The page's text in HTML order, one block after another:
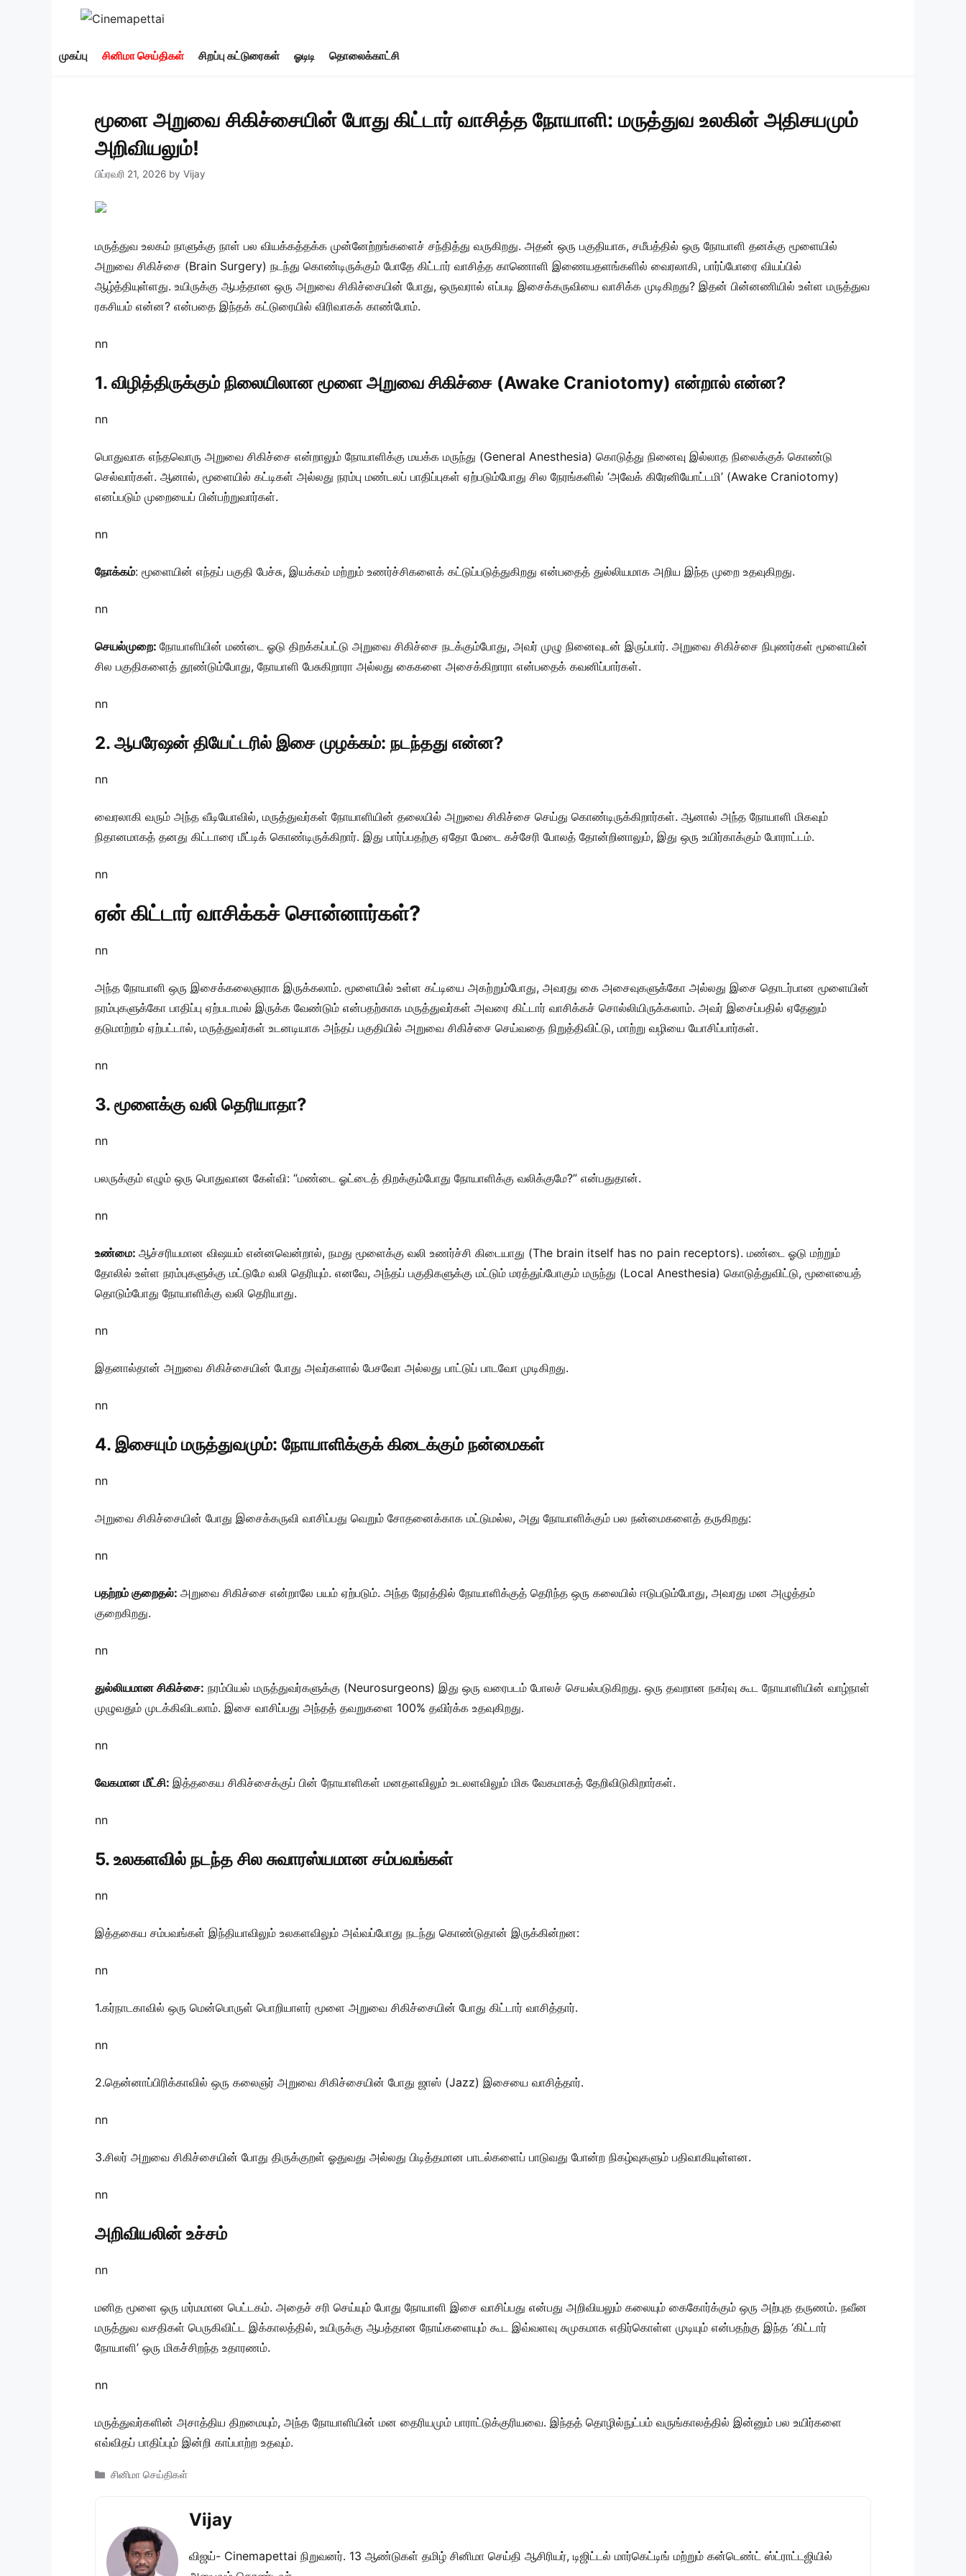
முகப்பு சினிமா செய்திகள் சிறப்பு கட்டுரைகள் ஓடிடி தொலைக்காட்சி
மூளை அறுவை சிகிச்சையின் போது கிட்டார் வாசித்த நோயாளி: மருத்துவ உலகின் அதிசயமும்
அறிவியலும்!
பிப்ரவரி 21, 2026 by Vijay
மருத்துவ உலகம் நாளுக்கு நாள் பல வியக்கத்தக்க முன்னேற்றங்களைச் சந்தித்து வருகிறது. அதன் ஒரு பகுதியாக, சமீபத்தில் ஒரு நோயாளி தனக்கு மூளையில்
அறுவை சிகிச்சை (Brain Surgery) நடந்து கொண்டிருக்கும் போதே கிட்டார் வாசித்த காணொளி இணையதளங்களில் வைரலாகி, பார்ப்போரை வியப்பில்
ஆழ்த்தியுள்ளது. உயிருக்கு ஆபத்தான ஒரு அறுவை சிகிச்சையின் போது, ஒருவரால் எப்படி இசைக்கருவியை வாசிக்க முடிகிறது? இதன் பின்னணியில் உள்ள மருத்துவ
ரகசியம் என்ன? என்பதை இந்தக் கட்டுரையில் விரிவாகக் காண்போம்.
nn
1. விழித்திருக்கும் நிலையிலான மூளை அறுவை சிகிச்சை (Awake Craniotomy) என்றால் என்ன?
nn
பொதுவாக எந்தவொரு அறுவை சிகிச்சை என்றாலும் நோயாளிக்கு மயக்க மருந்து (General Anesthesia) கொடுத்து நினைவு இல்லாத நிலைக்குக் கொண்டு
செல்வார்கள். ஆனால், மூளையில் கட்டிகள் அல்லது நரம்பு மண்டலப் பாதிப்புகள் ஏற்படும்போது சில நேரங்களில் ‘அவேக் கிரேனியோட்டமி’ (Awake Craniotomy)
எனப்படும் முறையைப் பின்பற்றுவார்கள்.
nn
நோக்கம்: மூளையின் எந்தப் பகுதி பேச்சு, இயக்கம் மற்றும் உணர்ச்சிகளைக் கட்டுப்படுத்துகிறது என்பதைத் துல்லியமாக அறிய இந்த முறை உதவுகிறது.
nn
செயல்முறை: நோயாளியின் மண்டை ஓடு திறக்கப்பட்டு அறுவை சிகிச்சை நடக்கும்போது, அவர் முழு நினைவுடன் இருப்பார். அறுவை சிகிச்சை நிபுணர்கள் மூளையின்
சில பகுதிகளைத் தூண்டும்போது, நோயாளி பேசுகிறாரா அல்லது கைகளை அசைக்கிறாரா என்பதைக் கவனிப்பார்கள்.
nn
2. ஆபரேஷன் தியேட்டரில் இசை முழக்கம்: நடந்தது என்ன?
nn
வைரலாகி வரும் அந்த வீடியோவில், மருத்துவர்கள் நோயாளியின் தலையில் அறுவை சிகிச்சை செய்து கொண்டிருக்கிறார்கள். ஆனால் அந்த நோயாளி மிகவும்
நிதானமாகத் தனது கிட்டாரை மீட்டிக் கொண்டிருக்கிறார். இது பார்ப்பதற்கு ஏதோ மேடை கச்சேரி போலத் தோன்றினாலும், இது ஒரு உயிர்காக்கும் போராட்டம்.
nn
ஏன் கிட்டார் வாசிக்கச் சொன்னார்கள்?
nn
அந்த நோயாளி ஒரு இசைக்கலைஞராக இருக்கலாம். மூளையில் உள்ள கட்டியை அகற்றும்போது, அவரது கை அசைவுகளுக்கோ அல்லது இசை தொடர்பான மூளையின்
நரம்புகளுக்கோ பாதிப்பு ஏற்படாமல் இருக்க வேண்டும் என்பதற்காக மருத்துவர்கள் அவரை கிட்டார் வாசிக்கச் சொல்லியிருக்கலாம். அவர் இசைப்பதில் ஏதேனும்
தடுமாற்றம் ஏற்பட்டால், மருத்துவர்கள் உடனடியாக அந்தப் பகுதியில் அறுவை சிகிச்சை செய்வதை நிறுத்திவிட்டு, மாற்று வழியை யோசிப்பார்கள்.
nn
3. மூளைக்கு வலி தெரியாதா?
nn
பலருக்கும் எழும் ஒரு பொதுவான கேள்வி: “மண்டை ஓட்டைத் திறக்கும்போது நோயாளிக்கு வலிக்குமே?” என்பதுதான்.
nn
உண்மை: ஆச்சரியமான விஷயம் என்னவென்றால், நமது மூளைக்கு வலி உணர்ச்சி கிடையாது (The brain itself has no pain receptors). மண்டை ஓடு மற்றும்
தோலில் உள்ள நரம்புகளுக்கு மட்டுமே வலி தெரியும். எனவே, அந்தப் பகுதிகளுக்கு மட்டும் மரத்துப்போகும் மருந்து (Local Anesthesia) கொடுத்துவிட்டு, மூளையைத்
தொடும்போது நோயாளிக்கு வலி தெரியாது.
nn
இதனால்தான் அறுவை சிகிச்சையின் போது அவர்களால் பேசவோ அல்லது பாட்டுப் பாடவோ முடிகிறது.
nn
4. இசையும் மருத்துவமும்: நோயாளிக்குக் கிடைக்கும் நன்மைகள்
nn
அறுவை சிகிச்சையின் போது இசைக்கருவி வாசிப்பது வெறும் சோதனைக்காக மட்டுமல்ல, அது நோயாளிக்கும் பல நன்மைகளைத் தருகிறது:
nn
பதற்றம் குறைதல்: அறுவை சிகிச்சை என்றாலே பயம் ஏற்படும். அந்த நேரத்தில் நோயாளிக்குத் தெரிந்த ஒரு கலையில் ஈடுபடும்போது, அவரது மன அழுத்தம்
குறைகிறது.
nn
துல்லியமான சிகிச்சை: நரம்பியல் மருத்துவர்களுக்கு (Neurosurgeons) இது ஒரு வரைபடம் போலச் செயல்படுகிறது. ஒரு தவறான நகர்வு கூட நோயாளியின் வாழ்நாள்
முழுவதும் முடக்கிவிடலாம். இசை வாசிப்பது அந்தத் தவறுகளை 100% தவிர்க்க உதவுகிறது.
nn
வேகமான மீட்சி: இத்தகைய சிகிச்சைக்குப் பின் நோயாளிகள் மனதளவிலும் உடலளவிலும் மிக வேகமாகத் தேறிவிடுகிறார்கள்.
nn
5. உலகளவில் நடந்த சில சுவாரஸ்யமான சம்பவங்கள்
nn
இத்தகைய சம்பவங்கள் இந்தியாவிலும் உலகளவிலும் அவ்வப்போது நடந்து கொண்டுதான் இருக்கின்றன:
nn
1.கர்நாடகாவில் ஒரு மென்பொருள் பொறியாளர் மூளை அறுவை சிகிச்சையின் போது கிட்டார் வாசித்தார்.
nn
2.தென்னாப்பிரிக்காவில் ஒரு கலைஞர் அறுவை சிகிச்சையின் போது ஜாஸ் (Jazz) இசையை வாசித்தார்.
nn
3.சிலர் அறுவை சிகிச்சையின் போது திருக்குறள் ஓதுவது அல்லது பிடித்தமான பாடல்களைப் பாடுவது போன்ற நிகழ்வுகளும் பதிவாகியுள்ளன.
nn
அறிவியலின் உச்சம்
nn
மனித மூளை ஒரு மர்மமான பெட்டகம். அதைச் சரி செய்யும் போது நோயாளி இசை வாசிப்பது என்பது அறிவியலும் கலையும் கைகோர்க்கும் ஒரு அற்புத தருணம். நவீன
மருத்துவ வசதிகள் பெருகிவிட்ட இக்காலத்தில், உயிருக்கு ஆபத்தான நோய்களையும் கூட இவ்வளவு சுமுகமாக எதிர்கொள்ள முடியும் என்பதற்கு இந்த ‘கிட்டார்
நோயாளி’ ஒரு மிகச்சிறந்த உதாரணம்.
nn
மருத்துவர்களின் அசாத்திய திறமையும், அந்த நோயாளியின் மன தைரியமும் பாராட்டுக்குரியவை. இந்தத் தொழில்நுட்பம் வருங்காலத்தில் இன்னும் பல உயிர்களை
எவ்விதப் பாதிப்பும் இன்றி காப்பாற்ற உதவும்.
Categories
சினிமா செய்திகள்
Vijay
விஜய்- Cinemapettai நிறுவனர். 13 ஆண்டுகள் தமிழ் சினிமா செய்தி ஆசிரியர், டிஜிட்டல் மார்கெட்டிங் மற்றும் கன்டெண்ட் ஸ்ட்ராட்டஜியில்